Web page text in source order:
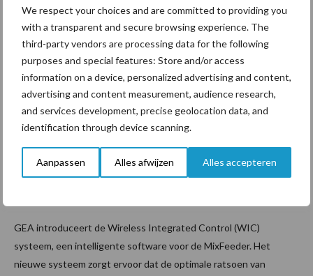
We respect your choices and are committed to providing you
with a transparent and secure browsing experience. The
third-party vendors are processing data for the following
purposes and special features: Store and/or access
information on a device, personalized advertising and content,
advertising and content measurement, audience research,
and services development, precise geolocation data, and
identification through device scanning.
Aanpassen Alles afwijzen Alles accepteren
GEA
introduc
eert de
Wireless
Integrat
Controls
ysteem
1 augustus 2016
GEA introduceert de Wireless Integrated Control (WIC)
systeem, een intelligente software voor de MixFeeder. Het
nieuwe systeem zorgt ervoor dat de optimale ratsoen van